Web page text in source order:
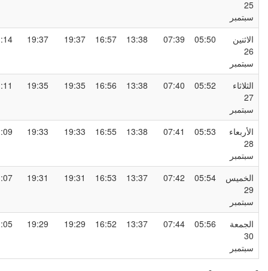
05:50
07:39
13:38
16:57
19:37
19:37
21:14
05:52
07:40
13:38
16:56
19:35
19:35
21:11
05:53
07:41
13:38
16:55
19:33
19:33
21:09
05:54
07:42
13:37
16:53
19:31
19:31
21:07
05:56
07:44
13:37
16:52
19:29
19:29
21:05